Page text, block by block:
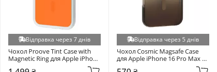
Відправка через 7 днів
Чохол Proove Tint Case with
Magnetic Ring для Apple iPhone
17 Pro Orange (PCTCIP17P055)
Відправка через 5 днів
Чохол Cosmic Magsafe Case
для Apple iPhone 16 Pro Max
Titanium Gray (6937281504)